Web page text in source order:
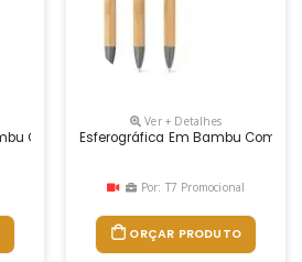
Com Detalhes De Metal.
Ver + Detalhes
Esferográfica Em Bambu Com
Por: T7 Promocional
ORÇAR PRODUTO